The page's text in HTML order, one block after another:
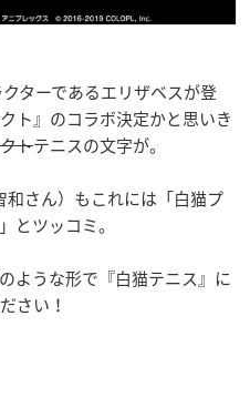
ターであるエリザベスが登
ト』のコラボ決定かと思いき
トテニスの文字が。
和さん）もこれには「白猫プ
とツッコミ。
ような形で『白猫テニス』に
さい！